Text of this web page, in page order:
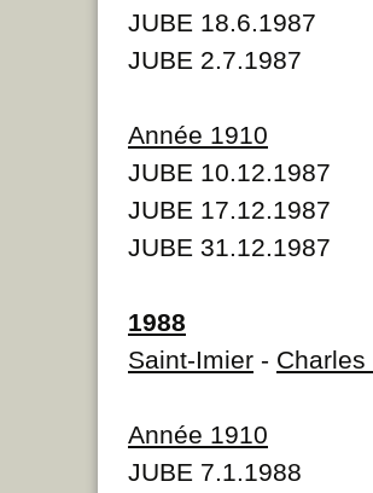
JUBE 18.6.1987
JUBE 2.7.1987
Année 1910
JUBE 10.12.1987
JUBE 17.12.1987
JUBE 31.12.1987
1988
Saint-Imier -
Année 1910
JUBE 7.1.1988